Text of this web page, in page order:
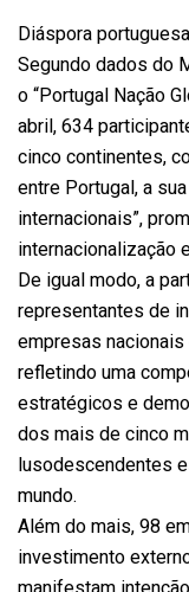
Diáspora
Segundo dados do
o “Portugal Nação
abril, 634
cinco continentes,
entre Portugal, a
internacionais”,
internacionalização
De igual modo, a
representantes de
empresas
refletindo uma
estratégicos e
dos mais de cinco
lusodescendentes
mundo.
Além do mais, 98
investimento